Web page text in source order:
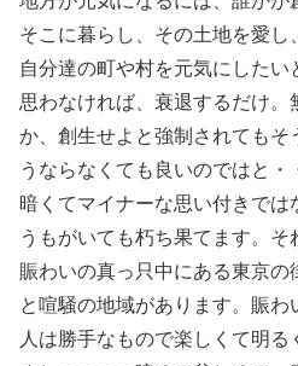
そこに暮らし、その土地を愛
自分達の町や村を元気にしたい
思わなければ、衰退するだけ。
か、創生せよと強制されてもそ
うならなくても良いのではと・
暗くてマイナーな思い付きで
うもがいても朽ち果てます。そ
賑わいの真っ只中にある東京
と喧騒の地域があります。賑わ
人は勝手なもので楽しくて明る